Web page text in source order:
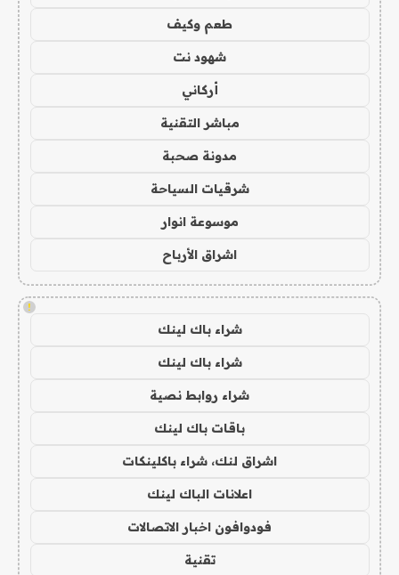
طعم وكيف
شهود نت
أركاني
مباشر التقنية
مدونة صحبة
شرقيات السياحة
موسوعة انوار
اشراق الأرباح
!
شراء باك لينك
شراء باك لينك
شراء روابط نصية
باقات باك لينك
اشراق لنك، شراء باكلينكات
اعلانات الباك لينك
فودوافون اخبار الاتصالات
تقنية